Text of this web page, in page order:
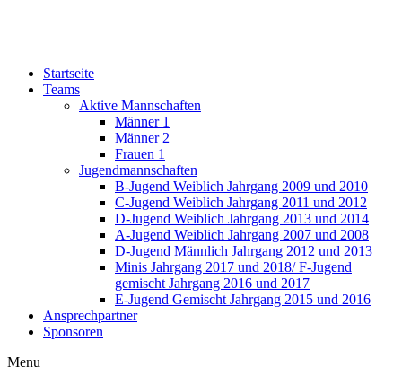
Startseite
Teams
Aktive Mannschaften
Männer 1
Männer 2
Frauen 1
Jugendmannschaften
B-Jugend Weiblich Jahrgang 2009 und 2010
C-Jugend Weiblich Jahrgang 2011 und 2012
D-Jugend Weiblich Jahrgang 2013 und 2014
A-Jugend Weiblich Jahrgang 2007 und 2008
D-Jugend Männlich Jahrgang 2012 und 2013
Minis Jahrgang 2017 und 2018/ F-Jugend
gemischt Jahrgang 2016 und 2017
E-Jugend Gemischt Jahrgang 2015 und 2016
Ansprechpartner
Sponsoren
Menu